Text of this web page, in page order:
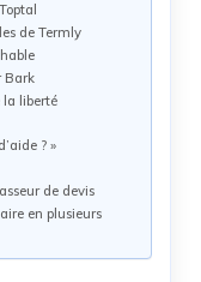
de Termly
Bark
la liberté
? »
de devis
en plusieurs